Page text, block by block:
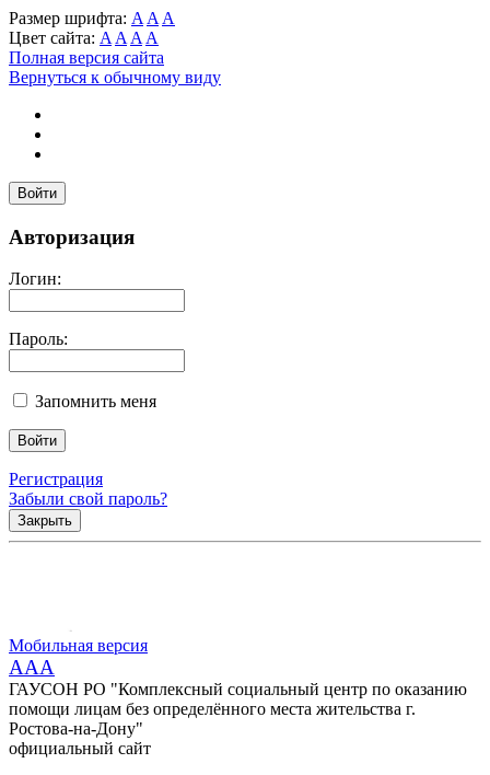
Размер шрифта: A A A
Цвет сайта: A A A A
Полная версия сайта
Вернуться к обычному виду
Войти
Авторизация
Логин:
Пароль:
Запомнить меня
Регистрация
Забыли свой пароль?
Закрыть
Мобильная версия
AAA
ГАУСОН РО "Комплексный социальный центр по оказанию
помощи лицам без определённого места жительства г.
Ростова-на-Дону"
официальный сайт